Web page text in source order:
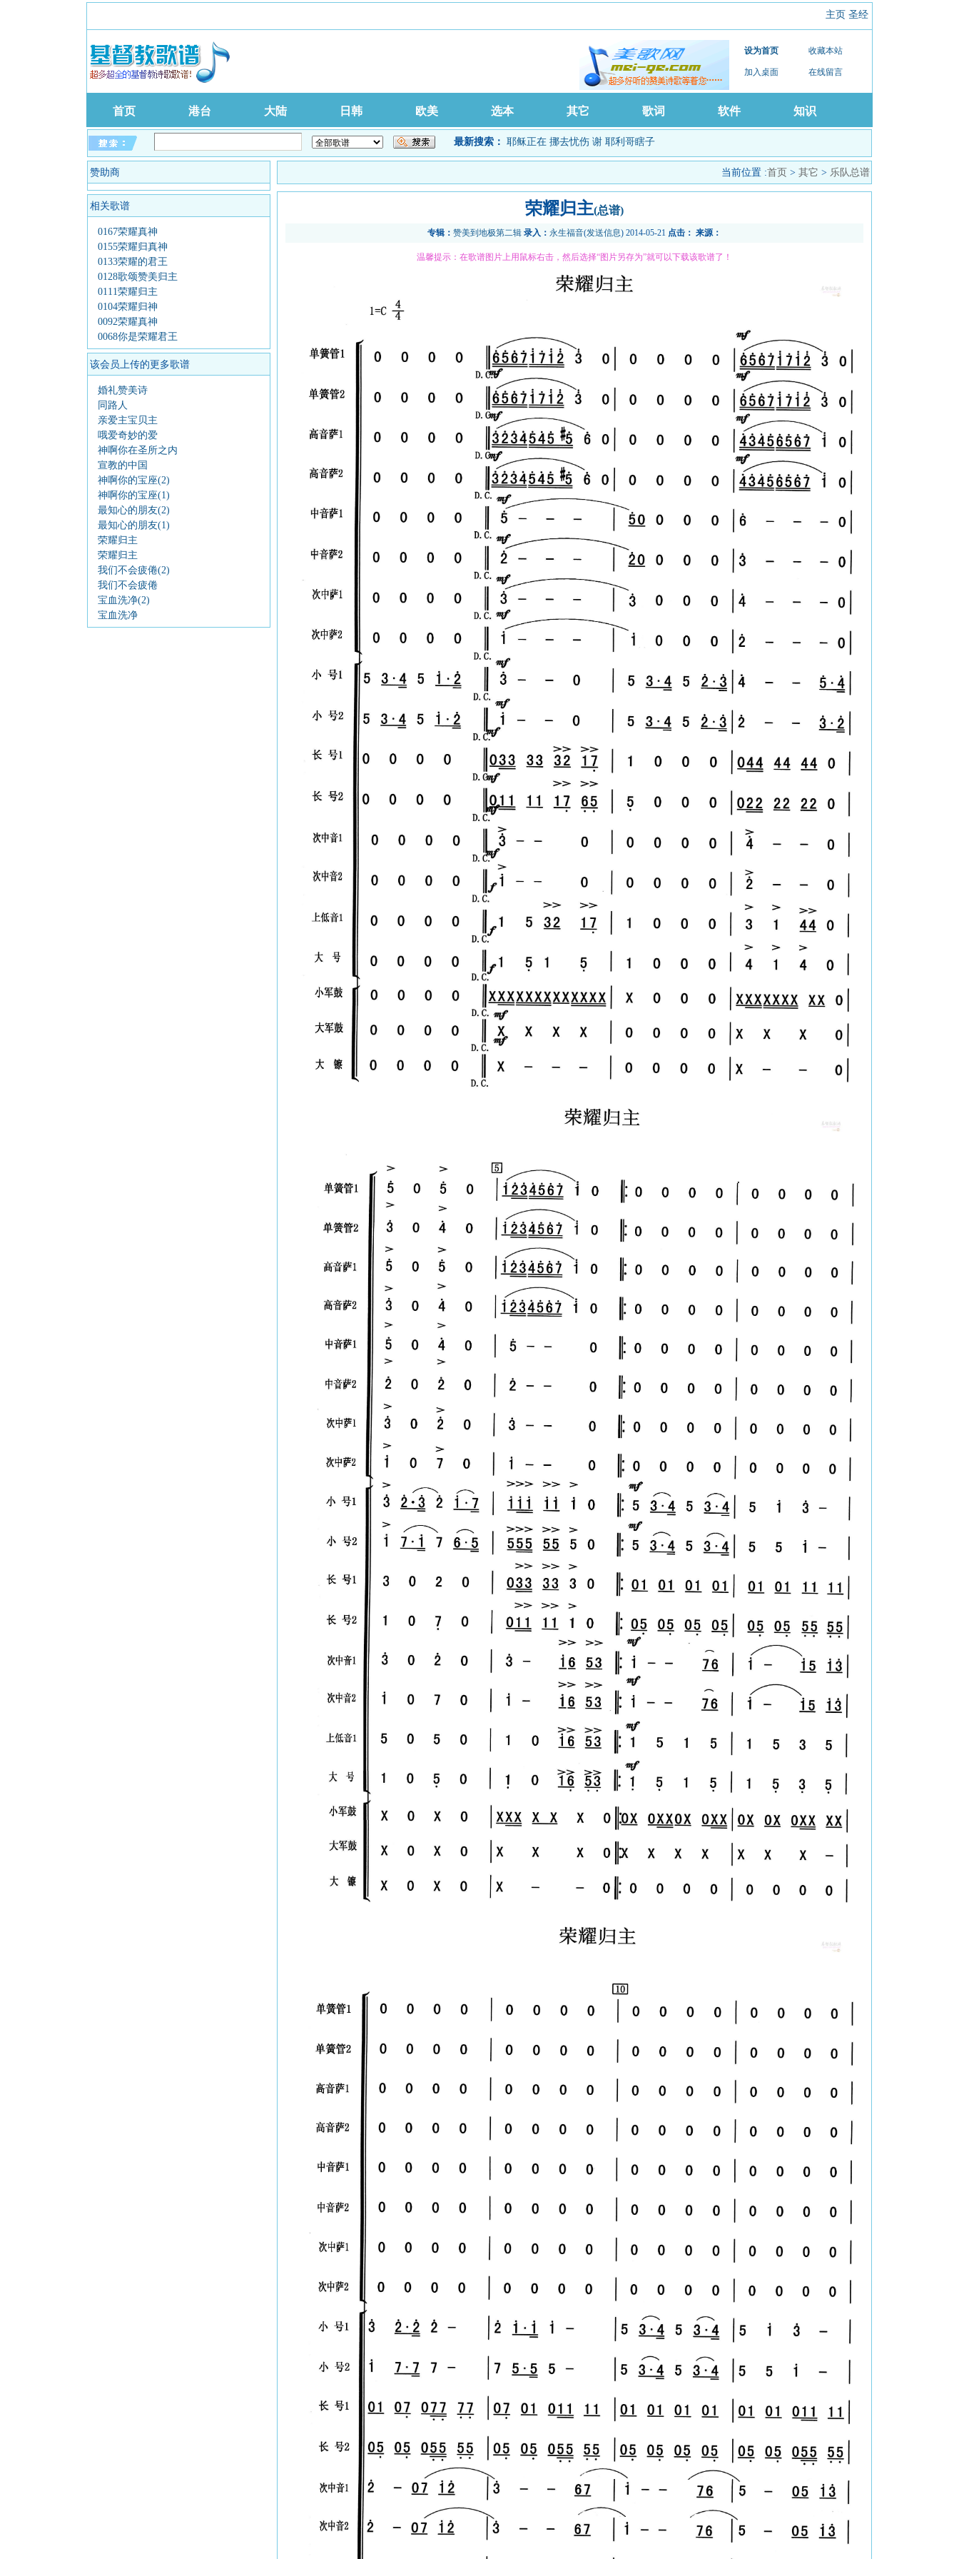
主页 圣经
设为首页 收藏本站
加入桌面 在线留言
首页 港台 大陆 日韩 欧美 选本 其它 歌词 软件 知识
最新搜索： 耶稣正在 挪去忧伤 谢 耶利哥瞎子
赞助商
相关歌谱
0167荣耀真神
0155荣耀归真神
0133荣耀的君王
0128歌颂赞美归主
0111荣耀归主
0104荣耀归神
0092荣耀真神
0068你是荣耀君王
该会员上传的更多歌谱
婚礼赞美诗
同路人
亲爱主宝贝主
哦爱奇妙的爱
神啊你在圣所之内
宣教的中国
神啊你的宝座(2)
神啊你的宝座(1)
最知心的朋友(2)
最知心的朋友(1)
荣耀归主
荣耀归主
我们不会疲倦(2)
我们不会疲倦
宝血洗净(2)
宝血洗净
当前位置 :首页 > 其它 > 乐队总谱
荣耀归主(总谱)
专辑： 赞美到地极第二辑 录入： 永生福音(发送信息) 2014-05-21 点击： 来源：
温馨提示：在歌谱图片上用鼠标右击，然后选择“图片另存为”就可以下载该歌谱了！